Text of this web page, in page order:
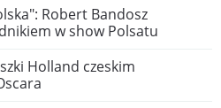
Robert Bandosz
w show Polsatu
Holland czeskim